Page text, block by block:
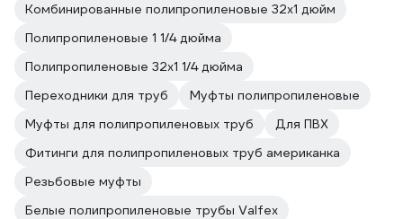
Комбинированные полипропиленовые 32х1 дюйм
Полипропиленовые 1 1/4 дюйма
Полипропиленовые 32х1 1/4 дюйма
Переходники для труб
Муфты полипропиленовые
Муфты для полипропиленовых труб
Для ПВХ
Фитинги для полипропиленовых труб американка
Резьбовые муфты
Белые полипропиленовые трубы Valfex